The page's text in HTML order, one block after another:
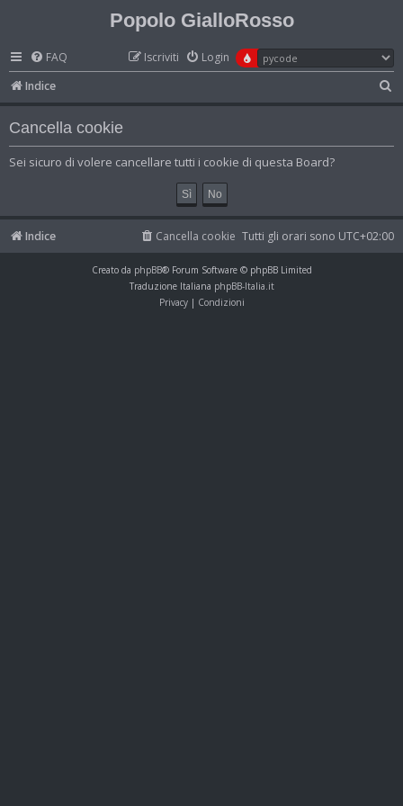
Popolo GialloRosso
FAQ Login
Iscriviti
Indice
e
Cancella cookie
Sei sicuro di volere cancellare tutti i cookie di questa Board?
Indice Tutti gli orari sono UTC+02:00
Cancella cookie
Creato da phpBB® Forum Software © phpBB Limited
Traduzione Italiana phpBB-Italia.it
Privacy| Condizioni